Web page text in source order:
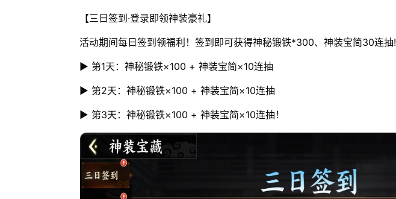
【三日签到·登录即领神装豪礼】
活动期间每日签到领福利！签到即可获得神秘锻铁*300、神装宝简30连抽!
▶ 第1天：神秘锻铁×100 + 神装宝简×10连抽
▶ 第2天：神秘锻铁×100 + 神装宝简×10连抽
▶ 第3天：神秘锻铁×100 + 神装宝简×10连抽！